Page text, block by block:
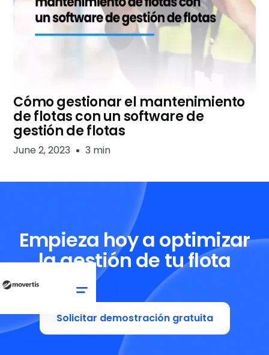
Cómo gestionar el mantenimiento
de flotas con un software de
gestión de flotas
June 2, 2023 3 min
Empieza hoy a optimizar
la gestión de tu flota
Solicitar demostración gratuita